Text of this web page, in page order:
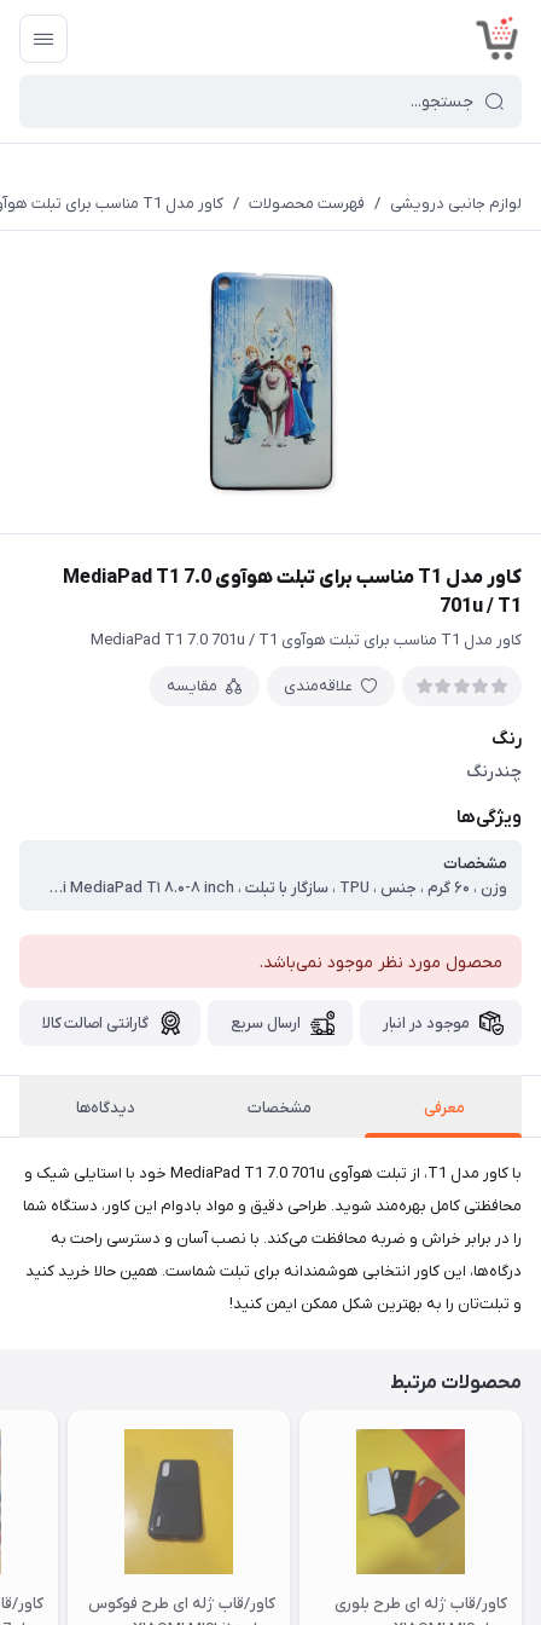
لوازم جانبی درویشی / فهرست محصولات / کاور مدل T1 مناسب برای تبلت هوآوی MediaPad T1 7.0 701u / T1
کاور مدل T1 مناسب برای تبلت هوآوی MediaPad T1 7.0
701u / T1
کاور مدل T1 مناسب برای تبلت هوآوی MediaPad T1 7.0 701u / T1
علاقه‌مندی مقایسه
رنگ
چندرنگ
ویژگی‌ها
مشخصات
وزن ، ۶۰ گرم ، جنس ، TPU ، سازگار با تبلت ، Huawei MediaPad T۱ ۸.۰-۸ inch ، ساختار ، مات ، سطح پوشش ، قاب پشتی ، لبه بالایی ، لبه پایینی ، لبه چپ ، لبه راست ، حفاظت از دکمه‌ها ، نوع کیف و کاور تبلت ، کاور
محصول مورد نظر موجود نمی‌باشد.
موجود در انبار ارسال سریع گارانتی اصالت کالا
معرفی مشخصات دیدگاه‌ها
با کاور مدل T1، از تبلت هوآوی MediaPad T1 7.0 701u خود با استایلی شیک و
محافظتی کامل بهره‌مند شوید. طراحی دقیق و مواد بادوام این کاور، دستگاه شما
را در برابر خراش و ضربه محافظت می‌کند. با نصب آسان و دسترسی راحت به
درگاه‌ها، این کاور انتخابی هوشمندانه برای تبلت شماست. همین حالا خرید کنید
و تبلت‌تان را به بهترین شکل ممکن ایمن کنید!
محصولات مرتبط
کاور/قاب ژله ای طرح بلوری
کاور/قاب ژله ای طرح فوکوس
کاور/